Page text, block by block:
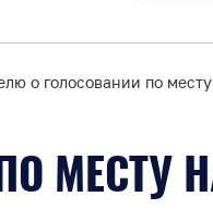
о голосовании по
МЕСТУ